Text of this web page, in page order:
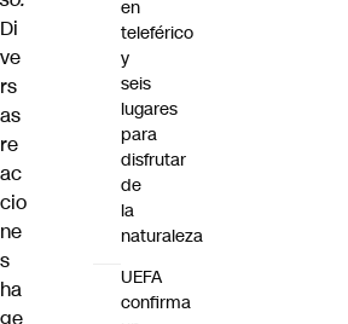
Di
ve
rs
as
re
ac
cio
ne
s
ha
ge
en
teleférico
y
seis
lugares
para
disfrutar
de
la
naturaleza
UEFA
confirma